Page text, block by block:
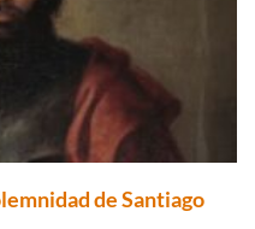
de Santiago